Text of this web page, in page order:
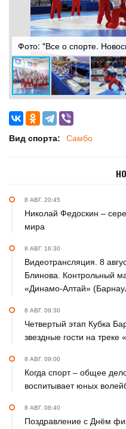
Фото: "Все о спорте.
Вид спорта: Самбо
8 АВГ. 20:45
Николай Федоскин –
мира
8 АВГ. 16:30
Видеотрансляция. 8
Блинова. Контрольный
«Динамо-Алтай»
8 АВГ. 09:30
Четвертый этап Кубка
звездные гости на треке
8 АВГ. 09:00
Когда спорт – общее
воспитывает юных
8 АВГ. 08:40
Поздравление с Днём